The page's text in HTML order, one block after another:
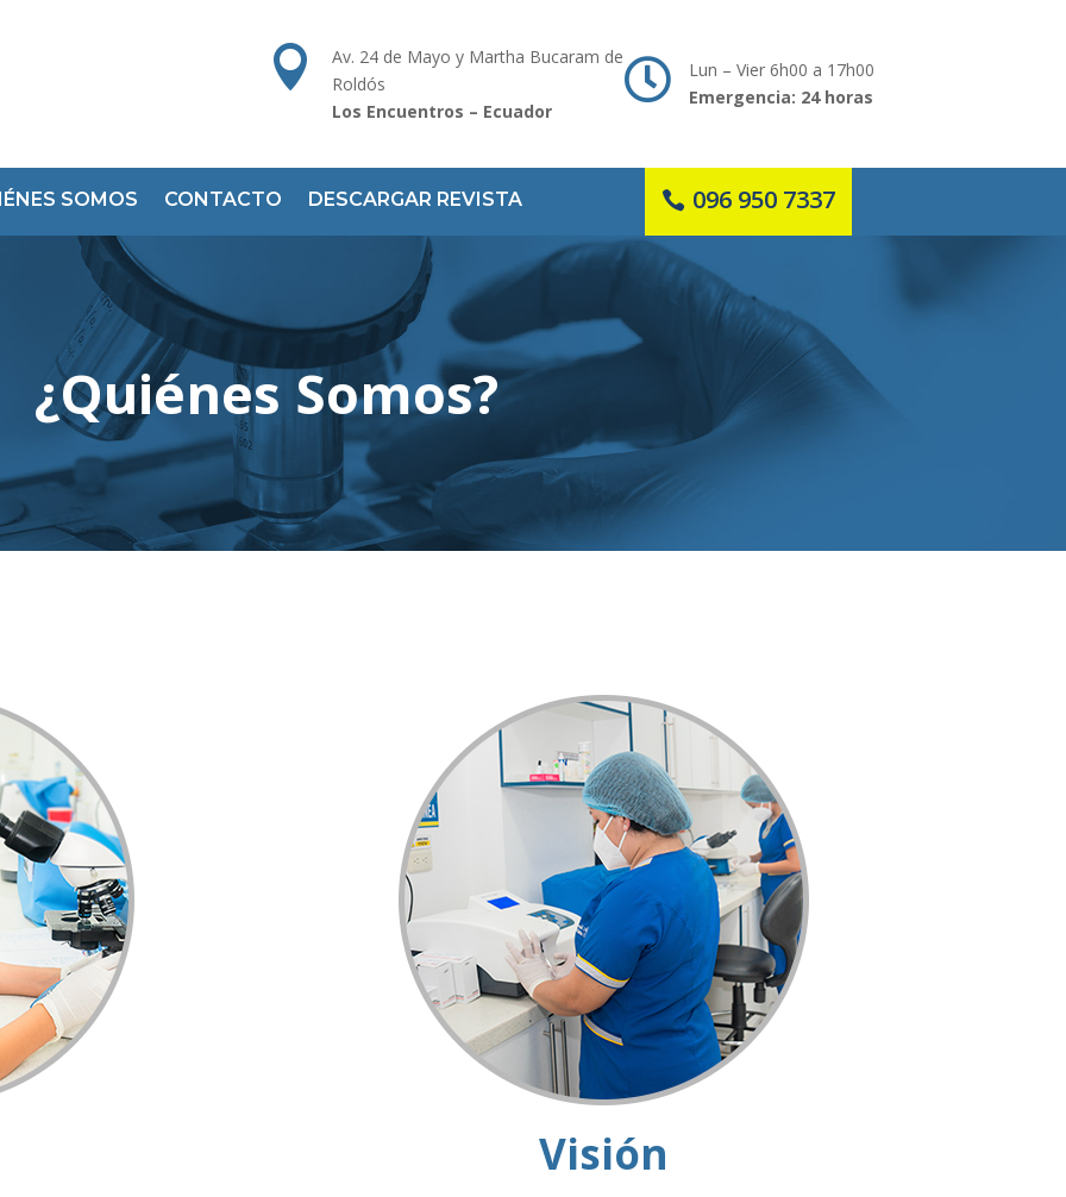

Av. 24 de Mayo y Martha Bucaram de
Roldós
Los Encuentros – Ecuador

Lun – Vier 6h00 a 17h00
Emergencia: 24 horas
SOMOS CONTACTO DESCARGAR REVISTA 096 950 7337
¿Quiénes Somos?
Visión